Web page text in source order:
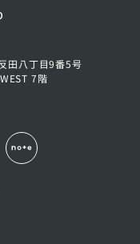
田八丁目9番5号
7階